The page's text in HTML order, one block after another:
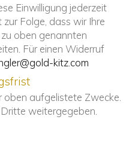
Einwilligung jederzeit
Folge, dass wir Ihre
oben genannten
Für einen Widerruf
kitz.com
oben aufgelistete Zwecke.
weitergegeben.